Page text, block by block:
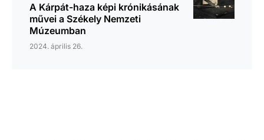
A Kárpát-haza képi krónikásának
művei a Székely Nemzeti
Múzeumban
2024. április 26.